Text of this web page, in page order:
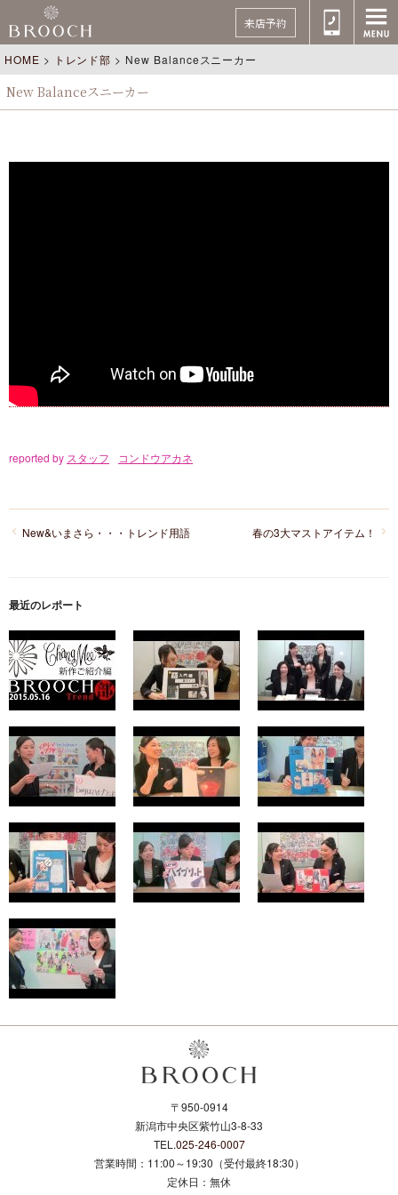
来店予約
HOME > トレンド部 > New Balanceスニーカー
New Balanceスニーカー
reported by スタッフ コンドウアカネ
春の3大マストアイテム！
New&いまさら・・・トレンド用語
最近のレポート
〒950-0914
新潟市中央区紫竹山3-8-33
TEL.025-246-0007
営業時間：11:00～19:30（受付最終18:30）
定休日：無休